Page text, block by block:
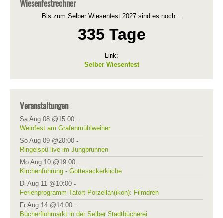
Wiesenfestrechner
Bis zum Selber Wiesenfest 2027 sind es noch...
335 Tage
Link:
Selber Wiesenfest
Veranstaltungen
Sa Aug 08 @15:00 -
Weinfest am Grafenmühlweiher
So Aug 09 @20:00 -
Ringelspü live im Jungbrunnen
Mo Aug 10 @19:00 -
Kirchenführung - Gottesackerkirche
Di Aug 11 @10:00 -
Ferienprogramm Tatort Porzellan(ikon): Filmdreh
Fr Aug 14 @14:00 -
Bücherflohmarkt in der Selber Stadtbücherei